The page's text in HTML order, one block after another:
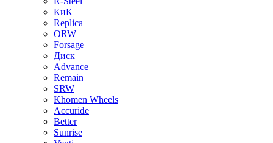
КиК
Replica
ORW
Forsage
Диск
Advance
Remain
SRW
Khomen Wheels
Accuride
Better
Sunrise